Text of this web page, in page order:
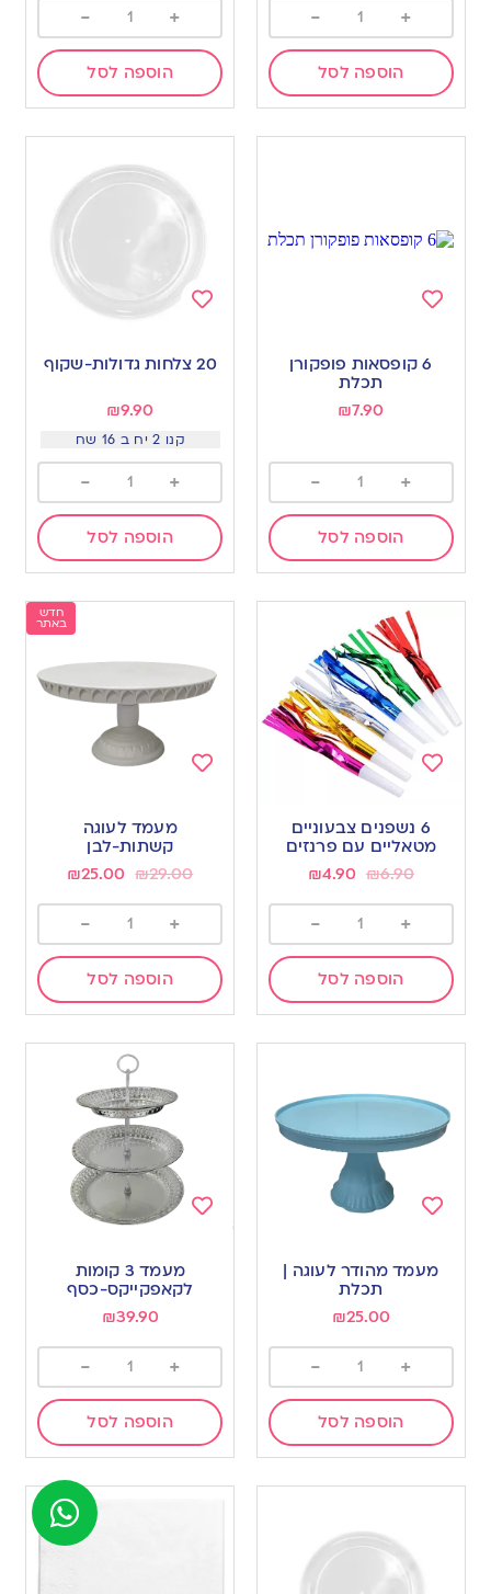
+
-
הוספה לסל
+
-
הוספה לסל
wishlist
6 קופסאות פופקורן
תכלת
₪7.90
+
-
הוספה לסל
to
wishlist
20 צלחות גדולות-שקוף
₪9.90
קנו 2 יח ב 16 שח
+
-
הוספה לסל
wishlist
6 נשפנים צבעוניים
מטאליים עם פרנזים
₪6.90
₪4.90
+
-
הוספה לסל
חדש
באתר
wishlist
מעמד לעוגה
קשתות-לבן
₪29.00
₪25.00
+
-
הוספה לסל
מעמד מהודר לעוגה |
תכלת
₪25.00
+
-
הוספה לסל
wishlist
מעמד 3 קומות
לקאפקייקס-כסף
₪39.90
+
-
הוספה לסל